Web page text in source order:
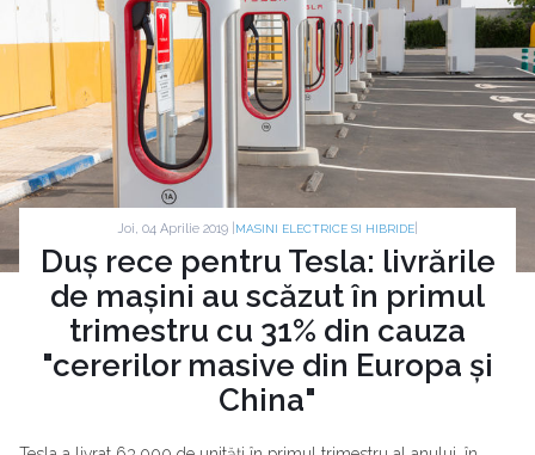
Joi, 04 Aprilie 2019 | MASINI ELECTRICE SI HIBRIDE
Duș rece pentru Tesla: livrările
de mașini au scăzut în primul
trimestru cu 31% din cauza
"cererilor masive din Europa și
China"